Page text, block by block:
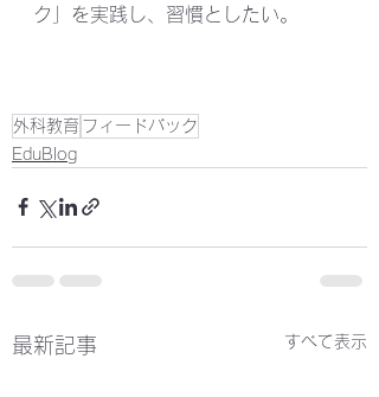
ク」を実践し、習慣としたい。
外科教育 フィードバック
EduBlog
最新記事 すべて表示